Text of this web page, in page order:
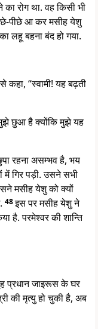
का रोग था. वह किसी भी
पीछे आ कर मसीह येशु
लहू बहना बंद हो गया.
“स्वामी! यह बढ़ती
छुआ है क्योंकि मुझे यह
रहना असम्भव है, भय
गिर पड़ी. उसने सभी
मसीह येशु को क्यों
48इस पर मसीह येशु ने
है. परमेश्वर की शान्ति
प्रधान जाइरूस के घर
की मृत्यु हो चुकी है, अब